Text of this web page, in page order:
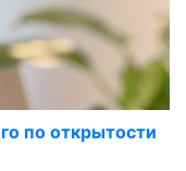
по открытости